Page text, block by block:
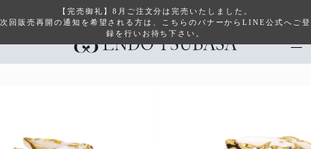
【完売御礼】8月ご注文分は完売いたしました。
次回販売再開の通知を希望される方は、こちらのバナーからLINE公式へご登
録を行いお待ち下さい。